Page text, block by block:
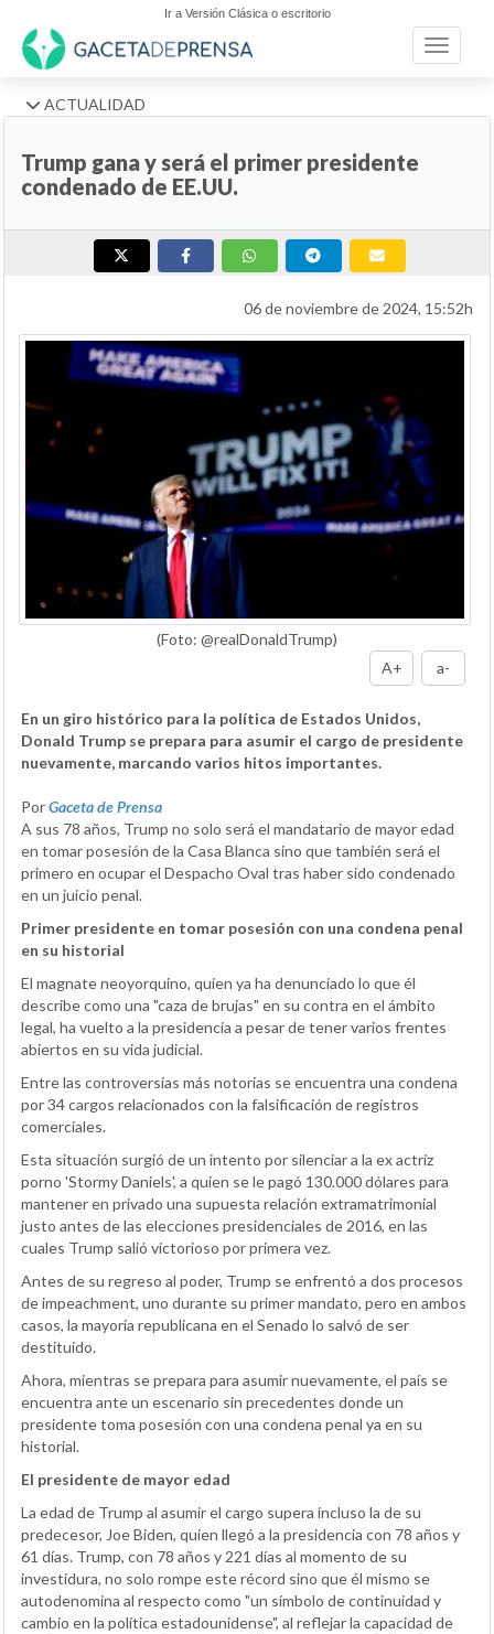
Ir a Versión Clásica o escritorio
Toggle
ACTUALIDAD
Trump gana y será el primer presidente
condenado de EE.UU.
06 de noviembre de 2024, 15:52h
(Foto: @realDonaldTrump)
A+
a-
En un giro histórico para la política de Estados Unidos,
Donald Trump se prepara para asumir el cargo de presidente
nuevamente, marcando varios hitos importantes.
PorGaceta de Prensa
A sus 78 años, Trump no solo será el mandatario de mayor edad
en tomar posesión de la Casa Blanca sino que también será el
primero en ocupar el Despacho Oval tras haber sido condenado
en un juicio penal.
Primer presidente en tomar posesión con una condena penal
en su historial
El magnate neoyorquino, quien ya ha denunciado lo que él
describe como una "caza de brujas" en su contra en el ámbito
legal, ha vuelto a la presidencia a pesar de tener varios frentes
abiertos en su vida judicial.
Entre las controversias más notorias se encuentra una condena
por 34 cargos relacionados con la falsificación de registros
comerciales.
Esta situación surgió de un intento por silenciar a la ex actriz
porno 'Stormy Daniels', a quien se le pagó 130.000 dólares para
mantener en privado una supuesta relación extramatrimonial
justo antes de las elecciones presidenciales de 2016, en las
cuales Trump salió victorioso por primera vez.
Antes de su regreso al poder, Trump se enfrentó a dos procesos
de impeachment, uno durante su primer mandato, pero en ambos
casos, la mayoría republicana en el Senado lo salvó de ser
destituido.
Ahora, mientras se prepara para asumir nuevamente, el país se
encuentra ante un escenario sin precedentes donde un
presidente toma posesión con una condena penal ya en su
historial.
El presidente de mayor edad
La edad de Trump al asumir el cargo supera incluso la de su
predecesor, Joe Biden, quien llegó a la presidencia con 78 años y
61 días. Trump, con 78 años y 221 días al momento de su
investidura, no solo rompe este récord sino que él mismo se
autodenomina al respecto como "un símbolo de continuidad y
cambio en la política estadounidense", al reflejar la capacidad de